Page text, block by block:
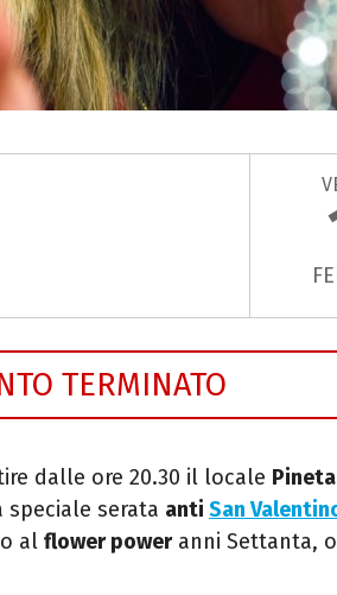
TERMINATO
dalle ore 20.30 il locale Pineta
speciale serata anti San
al flower poweranni Settanta,